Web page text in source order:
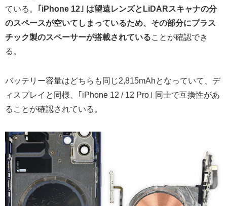
ている。
｢iPhone 12｣ は望遠レンズとLiDARスキャナの分
のスペースが空いてしまっているため、その部分にプラス
チック製のスペーサーが搭載されていることが確認でき
る。
バッテリー容量はどちらも同じ2,815mAhとなっていて、デ
ィスプレイと同様、｢iPhone 12 / 12 Pro｣ 同士で互換性があ
ることが確認されている。